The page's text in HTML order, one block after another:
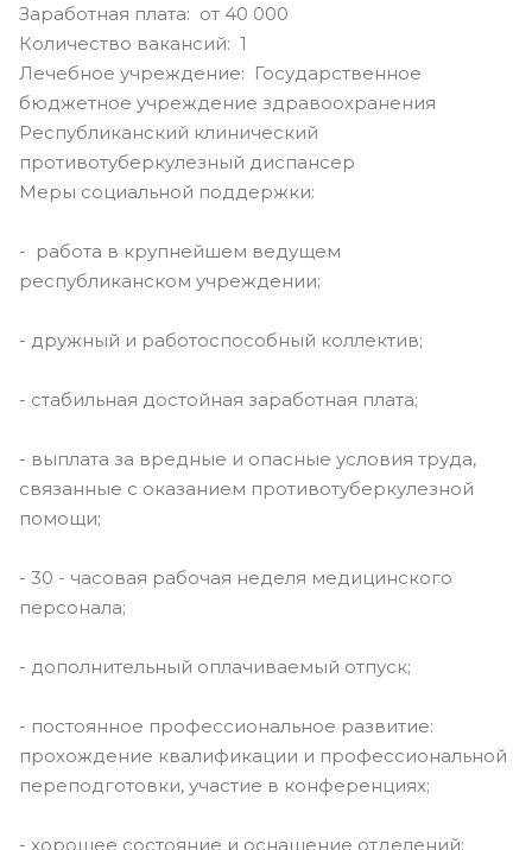
Заработная плата: от 40 000
Количество вакансий: 1
Лечебное учреждение: Государственное
бюджетное учреждение здравоохранения
Республиканский клинический
противотуберкулезный диспансер
Меры социальной поддержки:
- работа в крупнейшем ведущем
республиканском учреждении;
- дружный и работоспособный коллектив;
- стабильная достойная заработная плата;
- выплата за вредные и опасные условия труда,
связанные с оказанием противотуберкулезной
помощи;
- 30 - часовая рабочая неделя медицинского
персонала;
- дополнительный оплачиваемый отпуск;
- постоянное профессиональное развитие:
прохождение квалификации и профессиональной
переподготовки, участие в конференциях;
- хорошее состояние и оснащение отделений;